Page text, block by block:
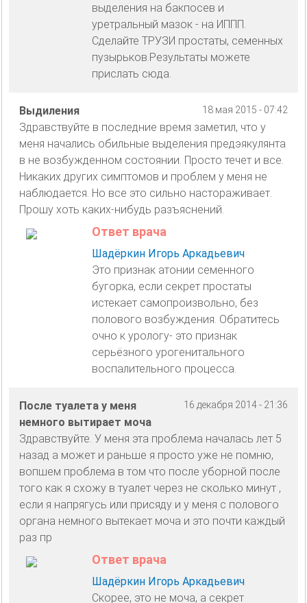
выделения на бакпосев и
уретральный мазок - на ИППП.
Сделайте ТРУЗИ простаты, семенных
пузырьков.Результаты можете
прислать сюда.
18 мая 2015 - 07:42
Выдиления
Здравствуйте в последние время заметил, что у
меня начались обильные выделения предэякулянта
в не возбужденном состоянии. Просто течет и все.
Никаких других симптомов и проблем у меня не
наблюдается. Но все это сильно настораживает.
Прошу хоть каких-нибудь разъяснений.
Ответ врача
Шадёркин Игорь Аркадьевич
Это признак атонии семенного
бугорка, если секрет простаты
истекает самопроизвольно, без
полового возбуждения. Обратитесь
очно к урологу- это признак
серьёзного урогенитального
воспалительного процесса.
16 декабря 2014 - 21:36
После туалета у меня
немного вытирает моча
Здравствуйте. У меня эта проблема началась лет 5
назад а может и раньше я просто уже не помню,
вопшем проблема в том что после уборной после
того как я схожу в туалет через не сколько минут ,
если я напрягусь или присяду и у меня с полового
органа немного вытекает моча и это почти каждый
раз пр
Ответ врача
Шадёркин Игорь Аркадьевич
Скорее, это не моча, а секрет